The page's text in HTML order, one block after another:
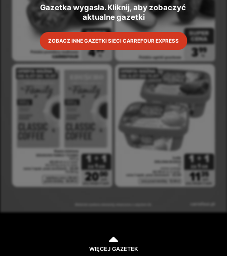
Gazetka wygasła. Kliknij, aby zobaczyć
aktualne gazetki
ZOBACZ INNE GAZETKI SIECI CARREFOUR EXPRESS
WIĘCEJ GAZETEK